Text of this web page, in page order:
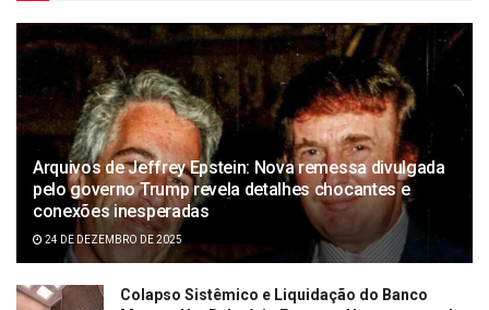
Arquivos de Jeffrey Epstein: Nova remessa divulgada
pelo governo Trump revela detalhes chocantes e
conexões inesperadas
24 DE DEZEMBRO DE 2025
Colapso Sistêmico e Liquidação do Banco